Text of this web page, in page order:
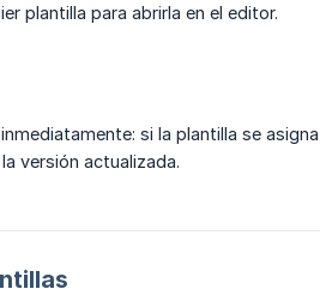
plantilla para abrirla en el editor.
si la plantilla se asigna
versión actualizada.